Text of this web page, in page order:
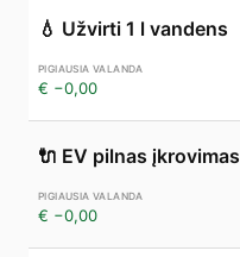
💧 Užvirti 1 l vandens
€ −0,00
🔌 EV pilnas įkrovimas
€ −0,00